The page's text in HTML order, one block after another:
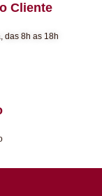
Cliente
das 8h as 18h